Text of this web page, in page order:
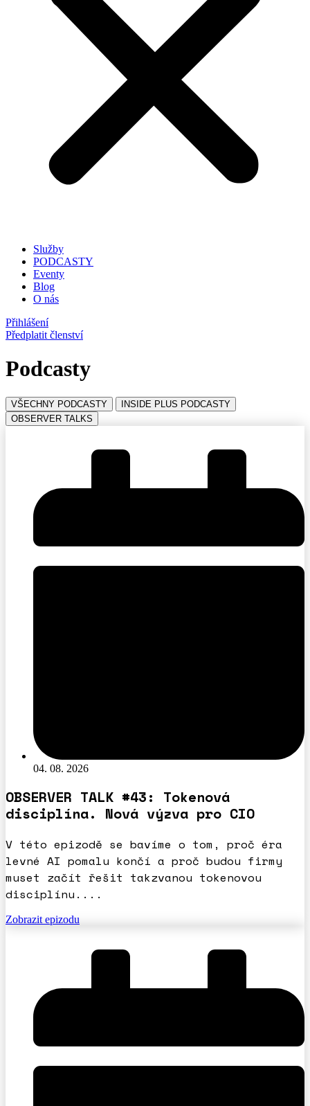
Služby
PODCASTY
Eventy
Blog
O nás
Přihlášení
Předplatit členství
Podcasty
VŠECHNY PODCASTY
INSIDE PLUS PODCASTY
OBSERVER TALKS
04. 08. 2026
OBSERVER TALK #43: Tokenová
disciplína. Nová výzva pro CIO
V této epizodě se bavíme o tom, proč éra
levné AI pomalu končí a proč budou firmy
muset začít řešit takzvanou tokenovou
disciplínu....
Zobrazit epizodu